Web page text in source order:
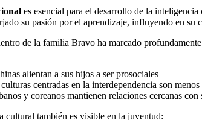
es esencial para el desarrollo de la
su pasión por el aprendizaje, influyendo en su
de la familia Bravo ha marcado
alientan a sus hijos a ser prosociales
centradas en la interdependencia son menos
y coreanos mantienen relaciones cercanas con
cultural también es visible en la juventud: